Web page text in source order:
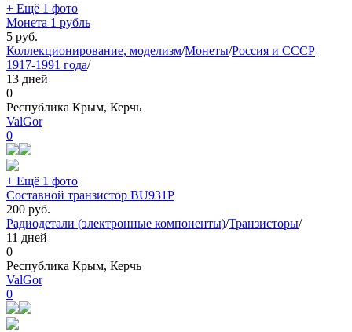
+ Ещё 1 фото
Монета 1 рубль
5 руб.
Коллекционирование, моделизм/Монеты/Россия и СССР
1917-1991 года/
13 дней
0
Республика Крым, Керчь
ValGor
0
+ Ещё 1 фото
Составной транзистор BU931P
200 руб.
Радиодетали (электронные компоненты)/Транзисторы/
11 дней
0
Республика Крым, Керчь
ValGor
0